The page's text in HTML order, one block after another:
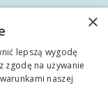
×
lepszą wygodę
zgodę na używanie
naszej